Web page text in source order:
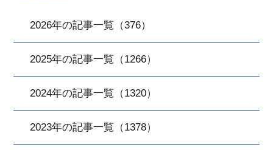
2026年の記事一覧（376）
2025年の記事一覧（1266）
2024年の記事一覧（1320）
2023年の記事一覧（1378）